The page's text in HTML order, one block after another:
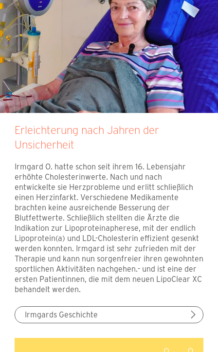
Erleichterung nach Jahren der
Unsicherheit
Irmgard O. hatte schon seit ihrem 16. Lebensjahr
erhöhte Cholesterinwerte. Nach und nach
entwickelte sie Herzprobleme und erlitt schließlich
einen Herzinfarkt. Verschiedene Medikamente
brachten keine ausreichende Besserung der
Blutfettwerte. Schließlich stellten die Ärzte die
Indikation zur Lipoproteinapherese, mit der endlich
Lipoprotein(a) und LDL-Cholesterin effizient gesenkt
werden konnten. Irmgard ist sehr zufrieden mit der
Therapie und kann nun sorgenfreier ihren gewohnten
sportlichen Aktivitäten nachgehen.- und ist eine der
ersten Patientinnen, die mit dem neuen LipoClear XC
behandelt werden.
Irmgards Geschichte